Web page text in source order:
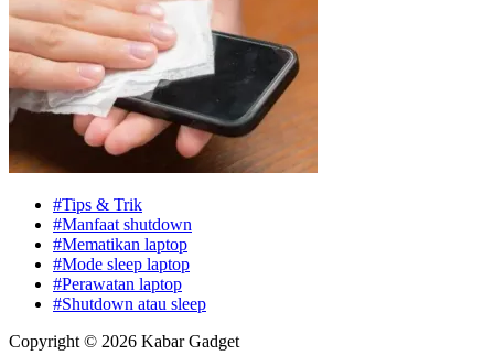
#Tips & Trik
#Manfaat shutdown
#Mematikan laptop
#Mode sleep laptop
#Perawatan laptop
#Shutdown atau sleep
Copyright © 2026 Kabar Gadget